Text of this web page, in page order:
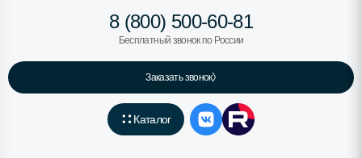
8 (800) 500-60-81
Бесплатный звонок по России
Заказать звонок
Каталог